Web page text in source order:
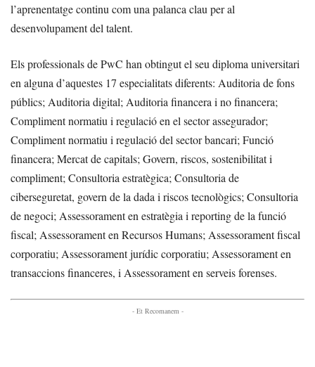
l’aprenentatge continu com una palanca clau per al
desenvolupament del talent.
Els professionals de PwC han obtingut el seu diploma universitari
en alguna d’aquestes 17 especialitats diferents: Auditoria de fons
públics; Auditoria digital; Auditoria financera i no financera;
Compliment normatiu i regulació en el sector assegurador;
Compliment normatiu i regulació del sector bancari; Funció
financera; Mercat de capitals; Govern, riscos, sostenibilitat i
compliment; Consultoria estratègica; Consultoria de
ciberseguretat, govern de la dada i riscos tecnològics; Consultoria
de negoci; Assessorament en estratègia i reporting de la funció
fiscal; Assessorament en Recursos Humans; Assessorament fiscal
corporatiu; Assessorament jurídic corporatiu; Assessorament en
transaccions financeres, i Assessorament en serveis forenses.
- Et Recomanem -